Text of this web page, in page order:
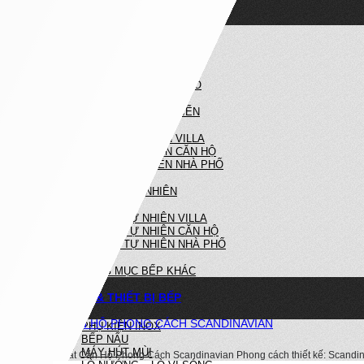
BẾP HIỆN ĐẠI NHÀ PHỐ
NHÀ BẾP TÂN CỔ ĐIỂN
BẾP TÂN CỔ ĐIỂN VILLA
BẾP TÂN CỔ ĐIỂN CĂN HỘ
BẾP TÂN CỔ ĐIỂN NHÀ PHỐ
BẾP GỖ TỰ NHIÊN
BẾP GỖ TỰ NHIÊN VILLA
BẾP GỖ TỰ NHIÊN CĂN HỘ
BẾP GỖ TỰ NHIÊN NHÀ PHỐ
HẠNG MỤC BẾP KHÁC
PHỤ KIỆN & THIẾT BỊ BẾP
PHỤ KIỆN INOX
BẾP NẤU
MÁY HÚT MÙI
NỘI THẤT CĂN HỘ PHONG CÁCH SCANDINAVIAN
Dự án: Nội Thất Căn Hộ Phong Cách Scandinavian Phong cách thiết kế: